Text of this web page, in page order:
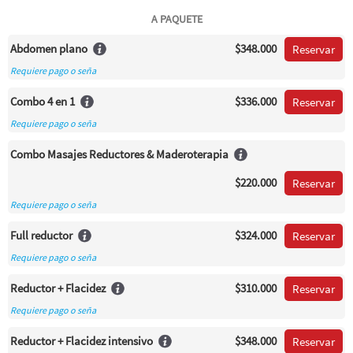
A PAQUETE
Abdomen plano $348.000 Reservar
Requiere pago o seña
Combo 4 en 1 $336.000 Reservar
Requiere pago o seña
Combo Masajes Reductores & Maderoterapia
$220.000
Reservar
Requiere pago o seña
Full reductor $324.000 Reservar
Requiere pago o seña
Reductor + Flacidez $310.000 Reservar
Requiere pago o seña
Reductor + Flacidez intensivo $348.000 Reservar